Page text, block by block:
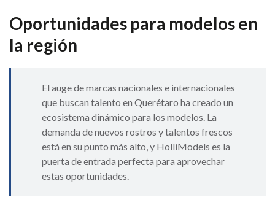
Oportunidades para modelos en
la región
El auge de marcas nacionales e internacionales
que buscan talento en Querétaro ha creado un
ecosistema dinámico para los modelos. La
demanda de nuevos rostros y talentos frescos
está en su punto más alto, y HolliModels es la
puerta de entrada perfecta para aprovechar
estas oportunidades.